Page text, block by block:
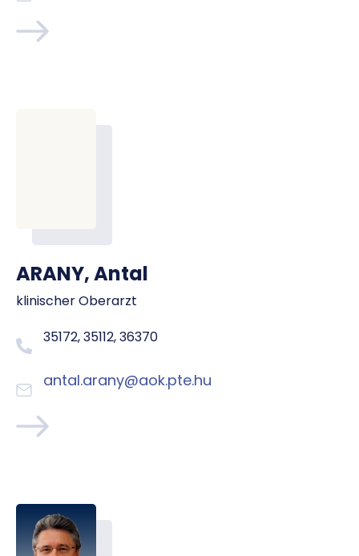
ARANY, Antal
klinischer Oberarzt
35172, 35112, 36370
antal.arany@aok.pte.hu